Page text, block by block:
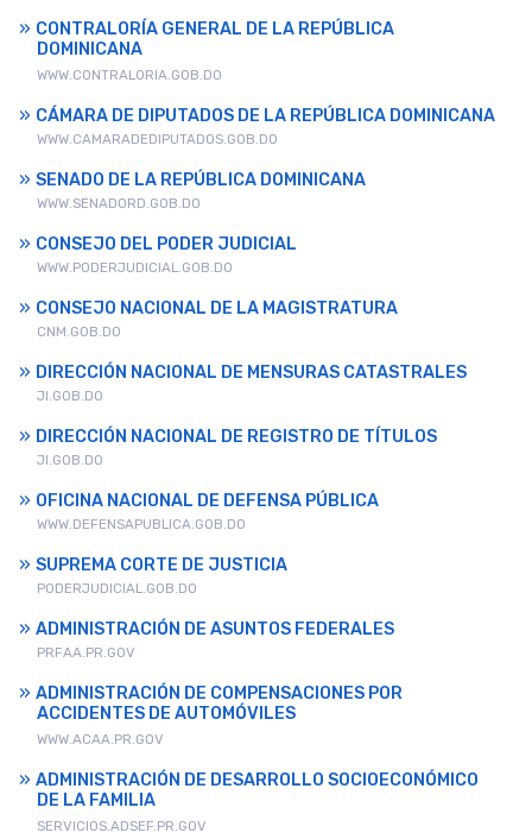
CONTRALORÍA GENERAL DE LA REPÚBLICA
DOMINICANA
WWW.CONTRALORIA.GOB.DO
CÁMARA DE DIPUTADOS DE LA REPÚBLICA DOMINICANA
WWW.CAMARADEDIPUTADOS.GOB.DO
SENADO DE LA REPÚBLICA DOMINICANA
WWW.SENADORD.GOB.DO
CONSEJO DEL PODER JUDICIAL
WWW.PODERJUDICIAL.GOB.DO
CONSEJO NACIONAL DE LA MAGISTRATURA
CNM.GOB.DO
DIRECCIÓN NACIONAL DE MENSURAS CATASTRALES
JI.GOB.DO
DIRECCIÓN NACIONAL DE REGISTRO DE TÍTULOS
JI.GOB.DO
OFICINA NACIONAL DE DEFENSA PÚBLICA
WWW.DEFENSAPUBLICA.GOB.DO
SUPREMA CORTE DE JUSTICIA
PODERJUDICIAL.GOB.DO
ADMINISTRACIÓN DE ASUNTOS FEDERALES
PRFAA.PR.GOV
ADMINISTRACIÓN DE COMPENSACIONES POR
ACCIDENTES DE AUTOMÓVILES
WWW.ACAA.PR.GOV
ADMINISTRACIÓN DE DESARROLLO SOCIOECONÓMICO
DE LA FAMILIA
SERVICIOS.ADSEF.PR.GOV